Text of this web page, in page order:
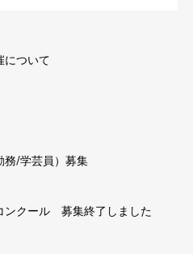
ついて
務/学芸員）募集
ンクール 募集終了しました